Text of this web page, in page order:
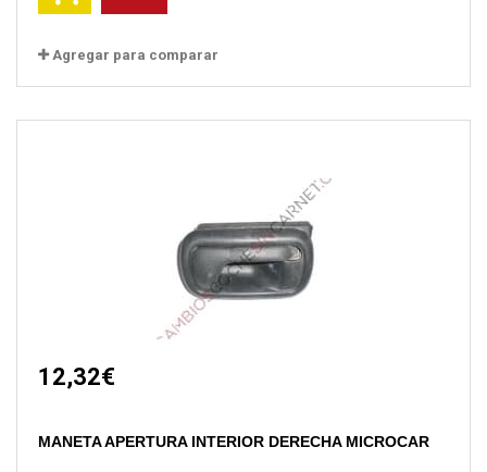
Agregar para comparar
12,32€
MANETA APERTURA INTERIOR DERECHA MICROCAR